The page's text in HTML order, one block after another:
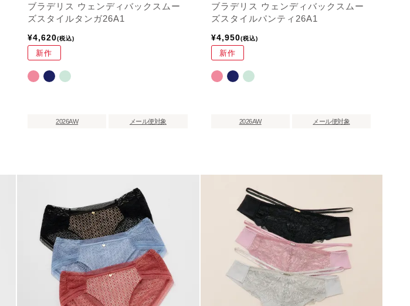
ブラデリス ウェンディバックスムー
ズスタイルタンガ26A1
¥4,620 税込
新作
2026AW メール便対象
ブラデリス ウェンディバックスムー
ズスタイルパンティ26A1
¥4,950 税込
新作
2026AW メール便対象